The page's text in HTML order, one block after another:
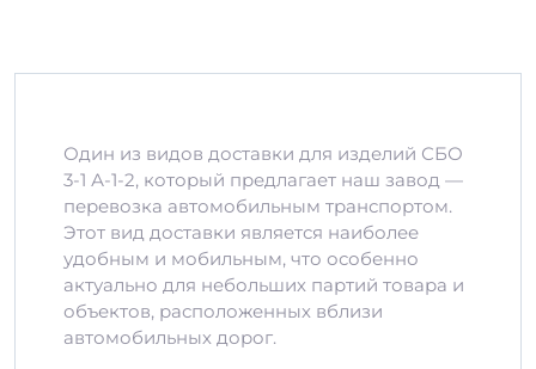
Один из видов доставки для изделий СБО
3-1 А-1-2, который предлагает наш завод —
перевозка автомобильным транспортом.
Этот вид доставки является наиболее
удобным и мобильным, что особенно
актуально для небольших партий товара и
объектов, расположенных вблизи
автомобильных дорог.